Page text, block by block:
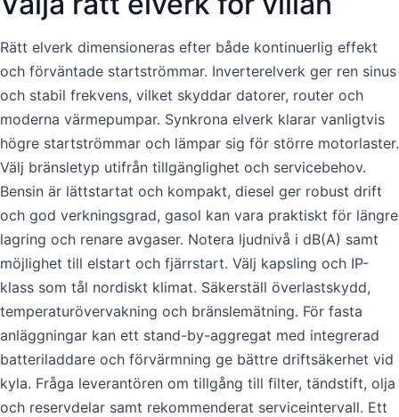
Rätt elverk dimensioneras efter både kontinuerlig effekt
och förväntade startströmmar. Inverterelverk ger ren sinus
och stabil frekvens, vilket skyddar datorer, router och
moderna värmepumpar. Synkrona elverk klarar vanligtvis
högre startströmmar och lämpar sig för större motorlaster.
Välj bränsletyp utifrån tillgänglighet och servicebehov.
Bensin är lättstartat och kompakt, diesel ger robust drift
och god verkningsgrad, gasol kan vara praktiskt för längre
lagring och renare avgaser. Notera ljudnivå i dB(A) samt
möjlighet till elstart och fjärrstart. Välj kapsling och IP-
klass som tål nordiskt klimat. Säkerställ överlastskydd,
temperaturövervakning och bränslemätning. För fasta
anläggningar kan ett stand-by-aggregat med integrerad
batteriladdare och förvärmning ge bättre driftsäkerhet vid
kyla. Fråga leverantören om tillgång till filter, tändstift, olja
och reservdelar samt rekommenderat serviceintervall. Ett